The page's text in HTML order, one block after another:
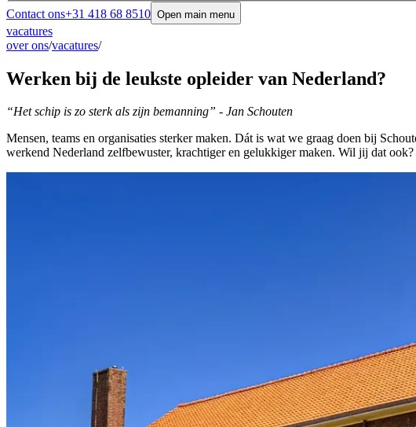
Contact ons+31 418 68 8510 Open main menu
vacatures
over ons/vacatures/
Werken bij de leukste opleider van Nederland?
“Het schip is zo sterk als zijn bemanning” - Jan Schouten
Mensen, teams en organisaties sterker maken. Dát is wat we graag doen bij
werkend Nederland zelfbewuster, krachtiger en gelukkiger maken. Wil jij dat